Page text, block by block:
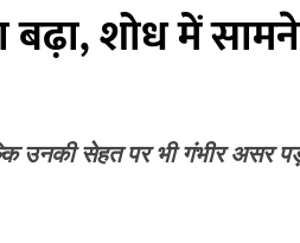
बढ़ा, शोध में सामने
उनकी सेहत पर भी गंभीर असर